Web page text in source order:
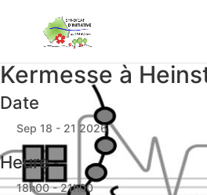
Kermesse à
Date
Sep 18 - 21 2026
Heure
18h00 - 21h00